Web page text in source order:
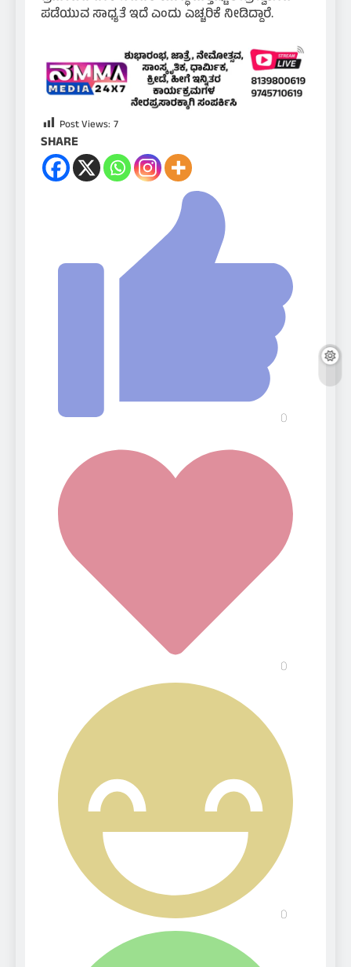
ಪಡೆಯುವ ಸಾಧ್ಯತೆ ಇದೆ ಎಂದು ಎಚ್ಚರಿಕೆ ನೀಡಿದ್ದಾರೆ.
Post Views: 7
SHARE